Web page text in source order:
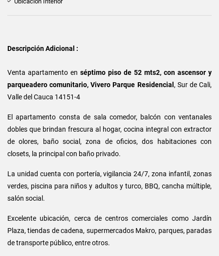
Descripción Adicional :
Venta apartamento en séptimo piso de 52 mts2, con ascensor y
parqueadero comunitario, Vivero Parque Residencial , Sur de Cali,
Valle del Cauca 14151-4
El apartamento consta de sala comedor, balcón con ventanales
dobles que brindan frescura al hogar, cocina integral con extractor
de olores, baño social, zona de oficios, dos habitaciones con
closets, la principal con baño privado.
La unidad cuenta con portería, vigilancia 24/7, zona infantil, zonas
verdes, piscina para niños y adultos y turco, BBQ, cancha múltiple,
salón social.
Excelente ubicación, cerca de centros comerciales como Jardín
Plaza, tiendas de cadena, supermercados Makro, parques, paradas
de transporte público, entre otros.